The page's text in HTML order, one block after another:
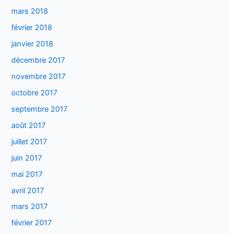
mars 2018
février 2018
janvier 2018
décembre 2017
novembre 2017
octobre 2017
septembre 2017
août 2017
juillet 2017
juin 2017
mai 2017
avril 2017
mars 2017
février 2017